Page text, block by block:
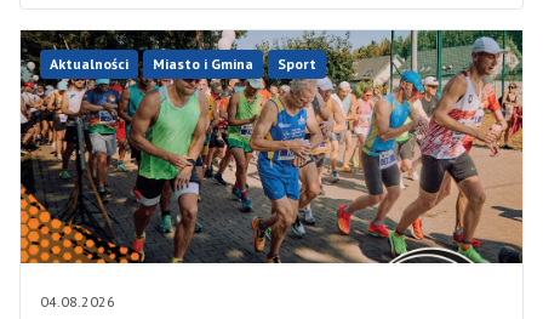
Aktualności Miasto i Gmina Sport
04.08.2026